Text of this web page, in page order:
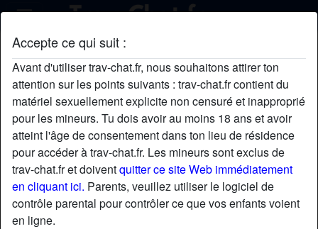
Accepte ce qui suit :
Avant d'utiliser trav-chat.fr, nous souhaitons attirer ton
attention sur les points suivants : trav-chat.fr contient du
matériel sexuellement explicite non censuré et inapproprié
pour les mineurs. Tu dois avoir au moins 18 ans et avoir
atteint l'âge de consentement dans ton lieu de résidence
pour accéder à trav-chat.fr. Les mineurs sont exclus de
trav-chat.fr et doiventquitter ce site Web immédiatement
en cliquant ici. Parents, veuillez utiliser le logiciel de
contrôle parental pour contrôler ce que vos enfants voient
en ligne.
Profil de PaulMel00